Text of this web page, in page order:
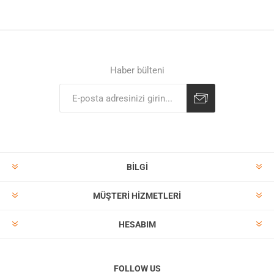
Haber bülteni
BILGI
MÜŞTERI HIZMETLERI
HESABIM
FOLLOW US